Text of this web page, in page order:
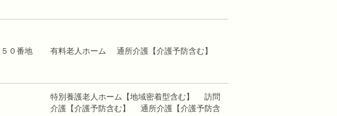
０番地 有料老人ホーム 通所介護【介護予防含む】
特別養護老人ホーム【地域密着型含む】 訪問
介護【介護予防含む】 通所介護【介護予防含